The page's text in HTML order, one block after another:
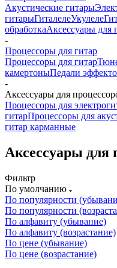
Акустические гитары
гитарыГиталелеУкулеле
обработкаАксессуары для
-
Процессоры для гитар
Процессоры для гитар
камертоныПедали
-
Аксессуары для
Процессоры для
гитарПроцессоры для
гитар карманные
Аксессуары для
Фильтр
По умолчанию
По популярности
По популярности
По алфавиту (убывание)
По алфавиту (возрастание)
По цене (убывание)
По цене (возрастание)